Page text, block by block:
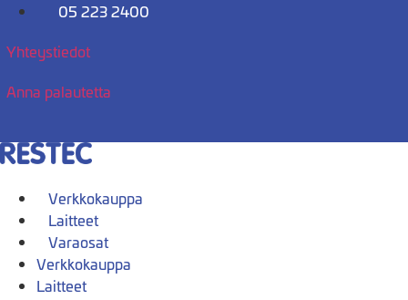
Mene
05 223 2400
Yhteystiedot
Anna palautetta
Verkkokauppa
Laitteet
Varaosat
Verkkokauppa
Laitteet